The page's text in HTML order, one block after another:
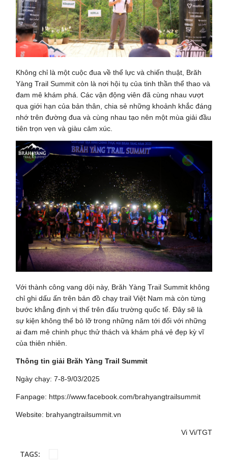
Không chỉ là một cuộc đua về thể lực và chiến thuật, Brăh
Yàng Trail Summit còn là nơi hội tụ của tinh thần thể thao và
đam mê khám phá. Các vận động viên đã cùng nhau vượt
qua giới hạn của bản thân, chia sẻ những khoảnh khắc đáng
nhớ trên đường đua và cùng nhau tạo nên một mùa giải đầu
tiên trọn vẹn và giàu cảm xúc.
Với thành công vang dội này, Brăh Yàng Trail Summit không
chỉ ghi dấu ấn trên bản đồ chạy trail Việt Nam mà còn từng
bước khẳng định vị thế trên đấu trường quốc tế. Đây sẽ là
sự kiện không thể bỏ lỡ trong những năm tới đối với những
ai đam mê chinh phục thử thách và khám phá vẻ đẹp kỳ vĩ
của thiên nhiên.
Thông tin giải Brăh Yàng Trail Summit
Ngày chạy: 7-8-9/03/2025
Fanpage: https://www.facebook.com/brahyangtrailsummit
Website: brahyangtrailsummit.vn
Vi Vi/TGT
TAGS: